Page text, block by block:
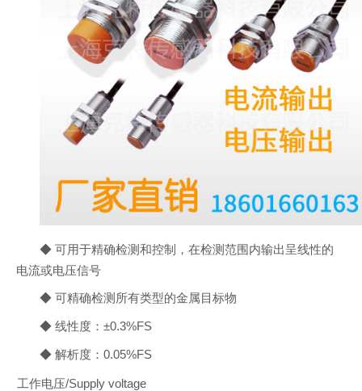
◆ 可用于精确检测和控制，在检测范围内输出呈线性的
电流或电压信号
◆ 可精确检测所有类型的金属目标物
◆ 线性度：±0.3%FS
◆ 解析度：0.05%FS
工作电压/Supply voltage